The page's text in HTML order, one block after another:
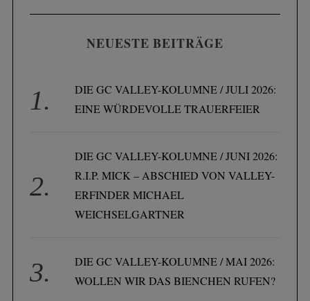
NEUESTE BEITRÄGE
DIE GC VALLEY-KOLUMNE / JULI 2026:
EINE WÜRDEVOLLE TRAUERFEIER
DIE GC VALLEY-KOLUMNE / JUNI 2026:
R.I.P. MICK – ABSCHIED VON VALLEY-
ERFINDER MICHAEL
WEICHSELGARTNER
DIE GC VALLEY-KOLUMNE / MAI 2026:
WOLLEN WIR DAS BIENCHEN RUFEN?